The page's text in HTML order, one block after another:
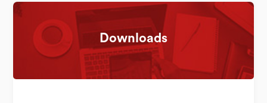
Downloads